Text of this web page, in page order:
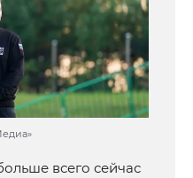
всего сейчас